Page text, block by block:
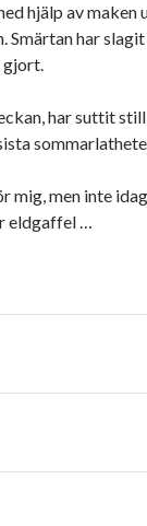
hjälp av maken
Smärtan har
gjort.
har suttit
mig, men inte
eldgaffel …